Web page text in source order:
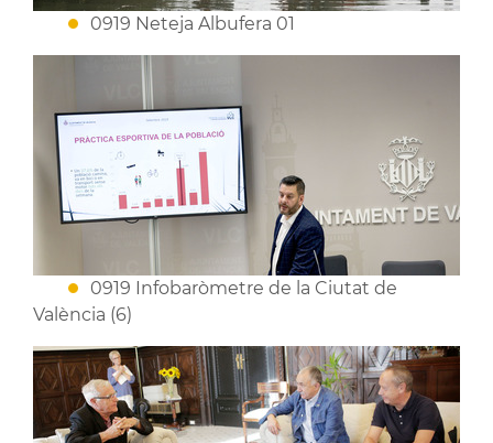
0919 Neteja Albufera 01
0919 Infobaròmetre de la Ciutat de
València (6)